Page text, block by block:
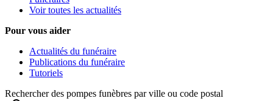
Voir toutes les actualités
Pour vous aider
Actualités du funéraire
Publications du funéraire
Tutoriels
Rechercher des pompes funèbres par ville ou code postal